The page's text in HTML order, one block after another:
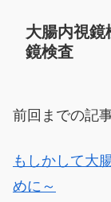
大腸内視鏡
鏡検査
前回までの記
もしかして大
めに～